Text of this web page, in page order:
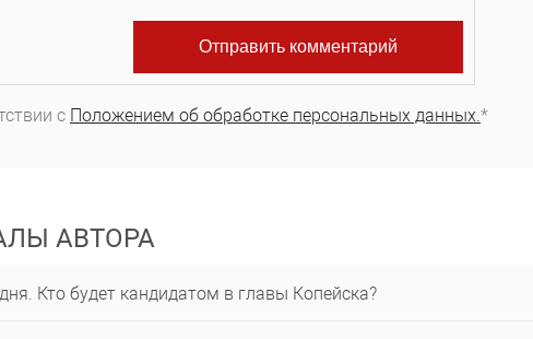
с Положением об обработке персональных данных.*
АВТОРА
Кто будет кандидатом в главы Копейска?